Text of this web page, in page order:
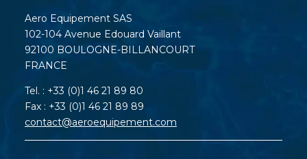
Aero Equipement SAS
102-104 Avenue Edouard Vaillant
92100 BOULOGNE-BILLANCOURT
FRANCE
Tel. : +33 (0)1 46 21 89 80
Fax : +33 (0)1 46 21 89 89
contact@aeroequipement.com